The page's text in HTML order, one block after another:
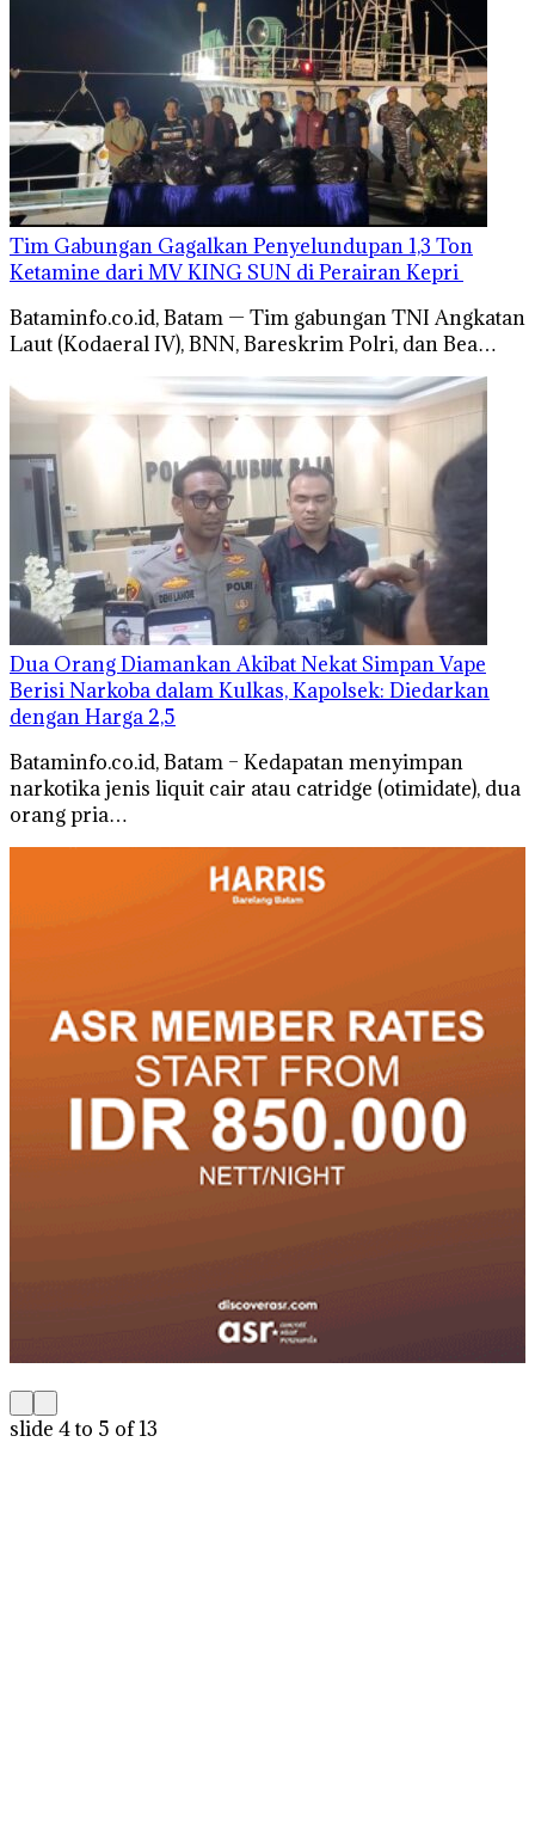
Tim Gabungan Gagalkan Penyelundupan 1,3 Ton
Ketamine dari MV KING SUN di Perairan Kepri ‎
‎​Bataminfo.co.id, Batam — Tim gabungan TNI Angkatan
Laut (Kodaeral IV), BNN, Bareskrim Polri, dan Bea…
Dua Orang Diamankan Akibat Nekat Simpan Vape
Berisi Narkoba dalam Kulkas, Kapolsek: Diedarkan
dengan Harga 2,5
Bataminfo.co.id, Batam – Kedapatan menyimpan
narkotika jenis liquit cair atau catridge (otimidate), dua
orang pria…
slide 4 to 5 of 13